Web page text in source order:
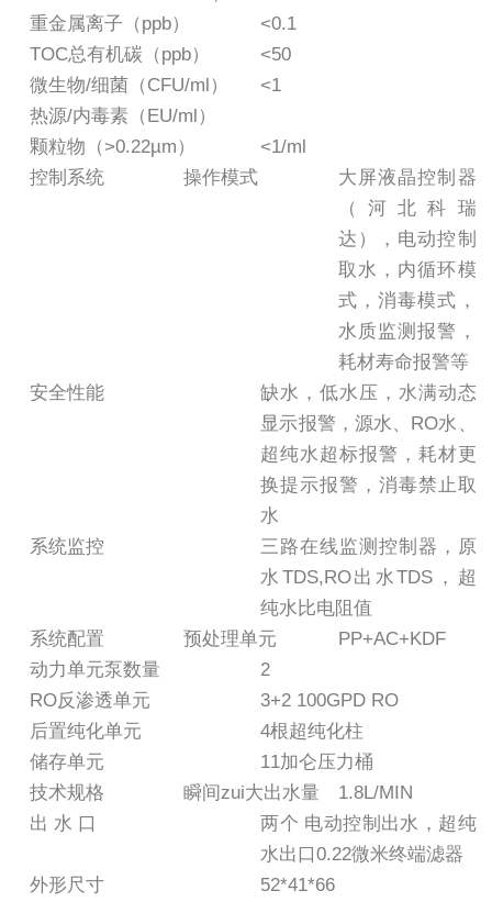
重金属离子（ppb）
<0.1
TOC总有机碳（ppb）
<50
微生物/细菌（CFU/ml）
<1
热源/内毒素（EU/ml）
颗粒物（>0.22µm）
<1/ml
控制系统
操作模式
大屏液晶控制器
（河北科瑞
达），电动控制
取水，内循环模
式，消毒模式，
水质监测报警，
耗材寿命报警等
安全性能
缺水，低水压，水满动态
显示报警，源水、RO水、
超纯水超标报警，耗材更
换提示报警，消毒禁止取
水
系统监控
三路在线监测控制器，原
水TDS,RO出水TDS，超
纯水比电阻值
系统配置
预处理单元
PP+AC+KDF
动力单元泵数量
2
RO反渗透单元
3+2 100GPD RO
后置纯化单元
4根超纯化柱
储存单元
11加仑压力桶
技术规格
瞬间zui大出水量
1.8L/MIN
出 水 口
两个 电动控制出水，超纯
水出口0.22微米终端滤器
外形尺寸
52*41*66